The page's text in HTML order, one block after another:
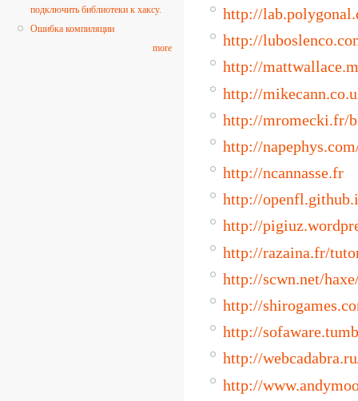
подключить библиотеки к хаксу.
Ошибка компиляции
more
http://
http://
http://
http://
http://mromecki.fr/
http://
http://ncannasse.fr
http://
http://
http://razaina.fr/
http://scwn.net/
http://
http://
http://
http://